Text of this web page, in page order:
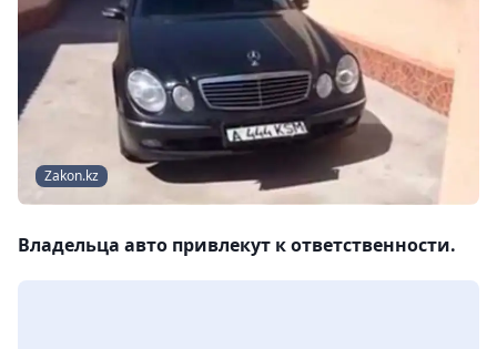
Zakon.kz
Владельца авто привлекут к ответственности.